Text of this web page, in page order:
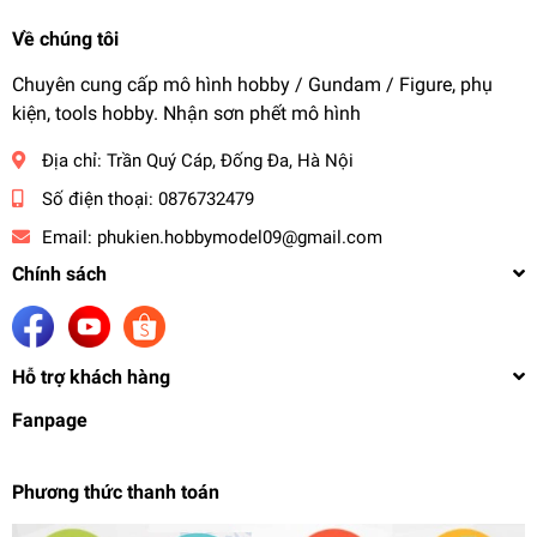
Về chúng tôi
Chuyên cung cấp mô hình hobby / Gundam / Figure, phụ
kiện, tools hobby. Nhận sơn phết mô hình
Địa chỉ: Trần Quý Cáp, Đống Đa, Hà Nội
Số điện thoại: 0876732479
Email: phukien.hobbymodel09@gmail.com
Chính sách
Hỗ trợ khách hàng
Fanpage
Phương thức thanh toán